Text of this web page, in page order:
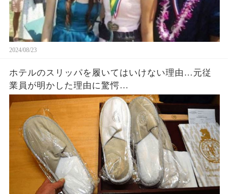
2024/08/23
ホテルのスリッパを履いてはいけない理由…元従
業員が明かした理由に驚愕…